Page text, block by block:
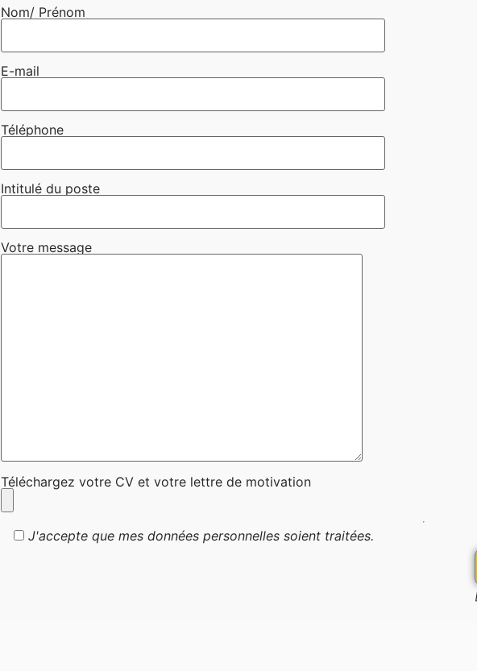
Nom/ Prénom
E-mail
Téléphone
Intitulé du poste
Votre message
Téléchargez votre CV et votre lettre de motivation
J'accepte que mes données personnelles soient traitées.